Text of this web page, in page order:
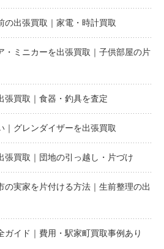
の出張買取｜家電・時計買取
・ミニカーを出張買取｜子供部屋の片
張買取｜食器・釣具を査定
｜グレンダイザーを出張買取
張買取｜団地の引っ越し・片づけ
の実家を片付ける方法｜生前整理の出
ガイド｜費用・駅家町買取事例あり